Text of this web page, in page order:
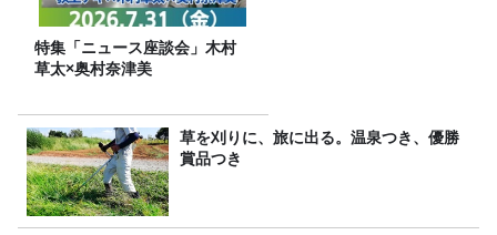
特集「ニュース座談会」木村
草太×奥村奈津美
草を刈りに、旅に出る。温泉つき、優勝
賞品つき